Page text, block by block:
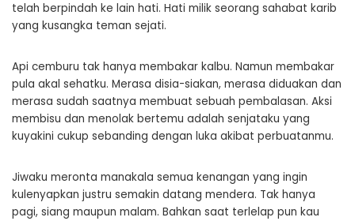
telah berpindah ke lain hati. Hati milik seorang sahabat karib
yang kusangka teman sejati.
Api cemburu tak hanya membakar kalbu. Namun membakar
pula akal sehatku. Merasa disia-siakan, merasa diduakan dan
merasa sudah saatnya membuat sebuah pembalasan. Aksi
membisu dan menolak bertemu adalah senjataku yang
kuyakini cukup sebanding dengan luka akibat perbuatanmu.
Jiwaku meronta manakala semua kenangan yang ingin
kulenyapkan justru semakin datang mendera. Tak hanya
pagi, siang maupun malam. Bahkan saat terlelap pun kau